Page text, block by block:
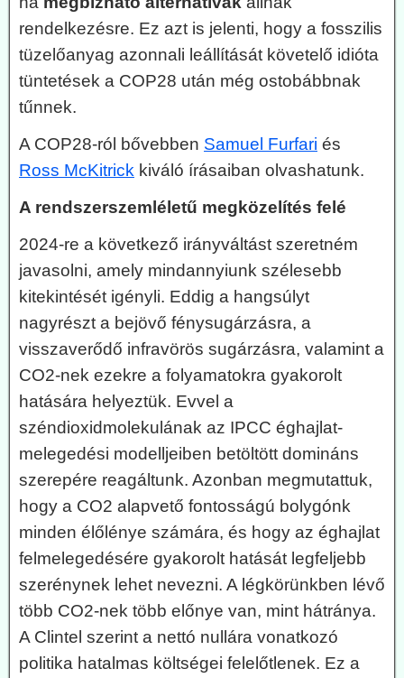
rendelkezésre. Ez azt is jelenti, hogy a fosszilis
tüzelőanyag azonnali leállítását követelő idióta
tüntetések a COP28 után még ostobábbnak
tűnnek.
A COP28-ról bővebben Samuel Furfari és
Ross McKitrick kiváló írásaiban olvashatunk.
A rendszerszemléletű megközelítés felé
2024-re a következő irányváltást szeretném
javasolni, amely mindannyiunk szélesebb
kitekintését igényli. Eddig a hangsúlyt
nagyrészt a bejövő fénysugárzásra, a
visszaverődő infravörös sugárzásra, valamint a
CO2-nek ezekre a folyamatokra gyakorolt
hatására helyeztük. Evvel a
széndioxidmolekulának az IPCC éghajlat-
melegedési modelljeiben betöltött domináns
szerepére reagáltunk. Azonban megmutattuk,
hogy a CO2 alapvető fontosságú bolygónk
minden élőlénye számára, és hogy az éghajlat
felmelegedésére gyakorolt hatását legfeljebb
szerénynek lehet nevezni. A légkörünkben lévő
több CO2-nek több előnye van, mint hátránya.
A Clintel szerint a nettó nullára vonatkozó
politika hatalmas költségei felelőtlenek. Ez a